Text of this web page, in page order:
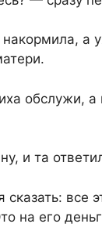
а
обслужи, а
и та
все
на его